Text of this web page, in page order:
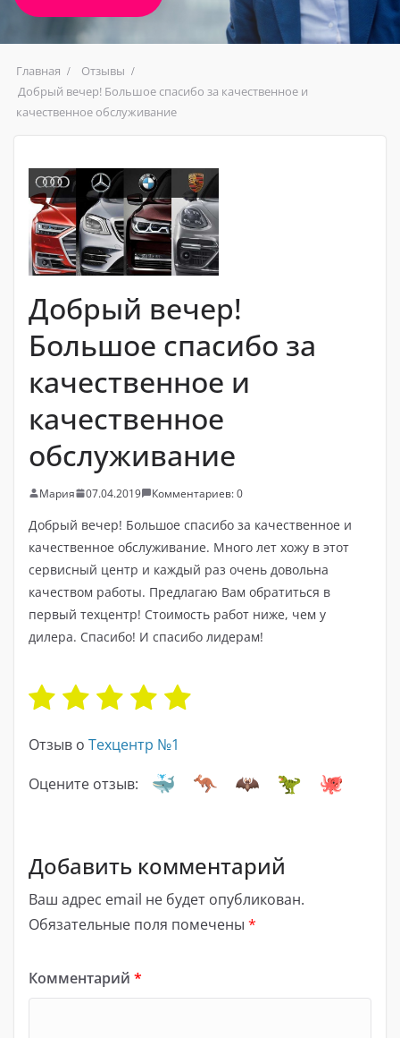
Главная
Отзывы
Добрый вечер! Большое спасибо за качественное и
качественное обслуживание
Добрый вечер!
Большое спасибо за
качественное и
качественное
обслуживание
Мария 07.04.2019 Комментариев: 0
Добрый вечер! Большое спасибо за качественное и
качественное обслуживание. Много лет хожу в этот
сервисный центр и каждый раз очень довольна
качеством работы. Предлагаю Вам обратиться в
первый техцентр! Стоимость работ ниже, чем у
дилера. Спасибо! И спасибо лидерам!
Отзыв о Техцентр №1
Оцените отзыв:
Добавить комментарий
Ваш адрес email не будет опубликован.
Обязательные поля помечены *
Комментарий *